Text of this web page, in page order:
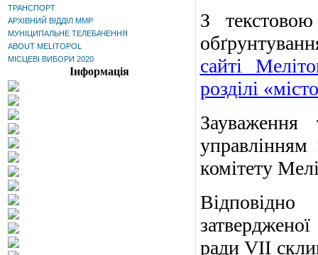
ТРАНСПОРТ
АРХІВНИЙ ВІДДІЛ ММР
МУНІЦИПАЛЬНЕ ТЕЛЕБАЧЕННЯ
ABOUT MELITOPOL
МІСЦЕВІ ВИБОРИ 2020
Інформація
З
сайті
розділі
управлінням
комітету
ради VІІ